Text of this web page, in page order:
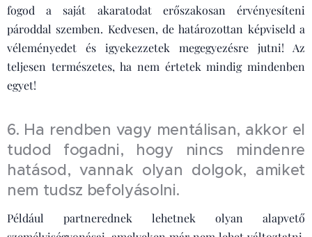
fogod a saját akaratodat erőszakosan érvényesíteni
pároddal szemben. Kedvesen, de határozottan képviseld a
véleményedet és igyekezzetek megegyezésre jutni! Az
teljesen természetes, ha nem értetek mindig mindenben
egyet!
6. Ha rendben vagy mentálisan, akkor el
tudod fogadni, hogy nincs mindenre
hatásod, vannak olyan dolgok, amiket
nem tudsz befolyásolni.
Például partnerednek lehetnek olyan alapvető